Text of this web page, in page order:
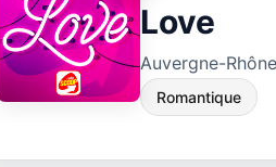
Love
Auvergne-
Romantique